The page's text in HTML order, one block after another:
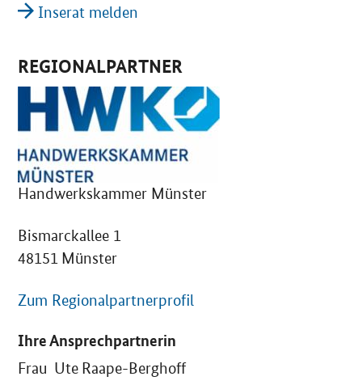
Inserat melden
REGIONALPARTNER
Handwerkskammer Münster
Bismarckallee 1
48151 Münster
Zum Regionalpartnerprofil
Ihre Ansprechpartnerin
Frau Ute Raape-Berghoff